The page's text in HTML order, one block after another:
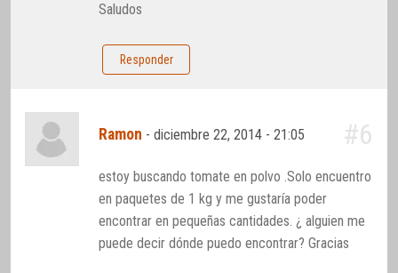
Saludos
Responder
Ramon -diciembre 22, 2014 - 21:05 #6
estoy buscando tomate en polvo .Solo encuentro
en paquetes de 1 kg y me gustaría poder
encontrar en pequeñas cantidades. ¿ alguien me
puede decir dónde puedo encontrar? Gracias